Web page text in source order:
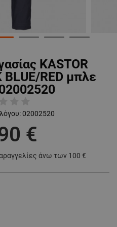
KASTOR
BLUE/RED μπλε
02002520
€
άνω των 100 €